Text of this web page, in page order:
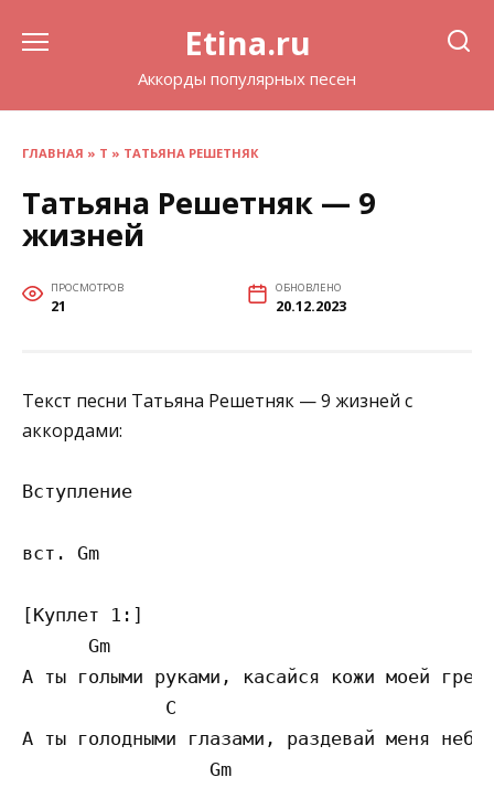
Etina.ru
Аккорды популярных песен
ГЛАВНАЯ » Т » ТАТЬЯНА РЕШЕТНЯК
Татьяна Решетняк — 9
жизней
ПРОСМОТРОВ
21
ОБНОВЛЕНО
20.12.2023
Текст песни Татьяна Решетняк — 9 жизней с
аккордами:
Вступление
вст. Gm
[Куплет 1:]
      Gm                                 G
А ты голыми руками, касайся кожи моей
C
А ты голодными глазами, раздевай меня